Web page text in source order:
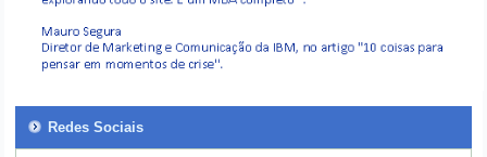
Redes Sociais